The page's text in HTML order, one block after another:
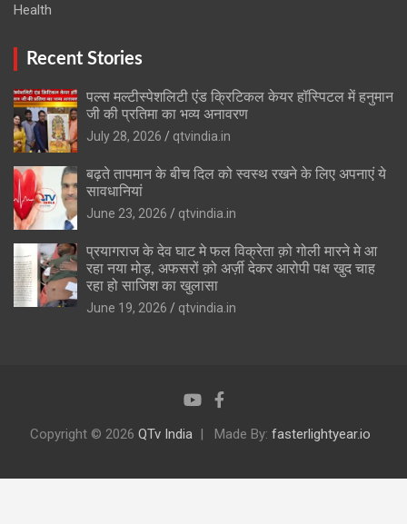
Health
Recent Stories
पल्स मल्टीस्पेशलिटी एंड क्रिटिकल केयर हॉस्पिटल में हनुमान
जी की प्रतिमा का भव्य अनावरण
July 28, 2026
qtvindia.in
बढ़ते तापमान के बीच दिल को स्वस्थ रखने के लिए अपनाएं ये
सावधानियां
June 23, 2026
qtvindia.in
प्रयागराज के देव घाट मे फल विक्रेता क़ो गोली मारने मे आ
रहा नया मोड़, अफसरों क़ो अर्ज़ी देकर आरोपी पक्ष खुद चाह
रहा हो साजिश का खुलासा
June 19, 2026
qtvindia.in
Copyright © 2026 QTv India Made By: fasterlightyear.io